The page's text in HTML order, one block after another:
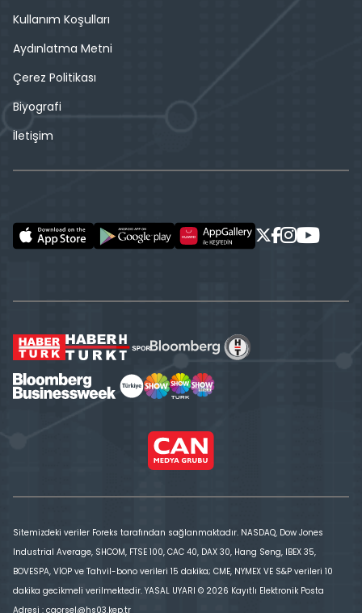
Kullanım Koşulları
Aydınlatma Metni
Çerez Politikası
Biyografi
İletişim
Sitemizdeki veriler Foreks tarafından sağlanmaktadır. NASDAQ, Dow Jones
Industrial Average, SHCOM, FTSE 100, CAC 40, DAX 30, Hang Seng, IBEX 35,
BOVESPA, VİOP ve Tahvil-bono verileri 15 dakika; CME, NYMEX VE S&P verileri 10
dakika gecikmeli verilmektedir. YASAL UYARI © 2026 Kayıtlı Elektronik Posta
Adresi : cgorsel@hs03.kep.tr